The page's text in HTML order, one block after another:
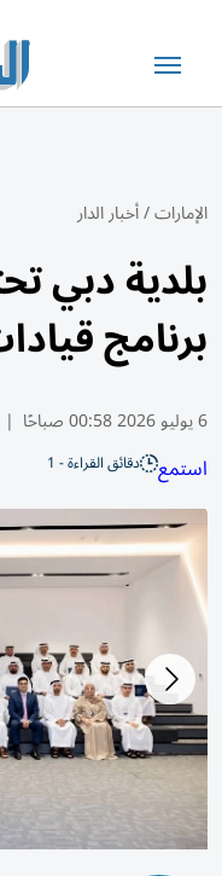
الإمارات/أخبار الدار
بلدية دبي
برنامج
6 يوليو 2026 00:58 صباحًا |
استمع دقائق القراءة - 1